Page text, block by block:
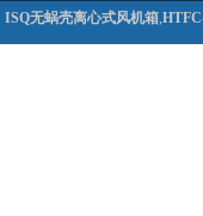
ISQ无蜗壳离心式风机箱,